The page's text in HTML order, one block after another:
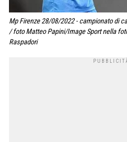
Mp Firenze 28/08/2022 - campionato di
/ foto Matteo Papini/Image Sport nella
Raspadori